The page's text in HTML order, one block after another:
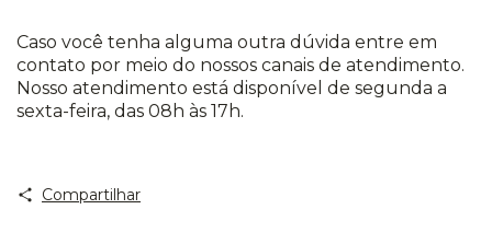
Caso você tenha alguma outra dúvida entre em
contato por meio do nossos canais de atendimento.
Nosso atendimento está disponível de segunda a
sexta-feira, das 08h às 17h.
Compartilhar